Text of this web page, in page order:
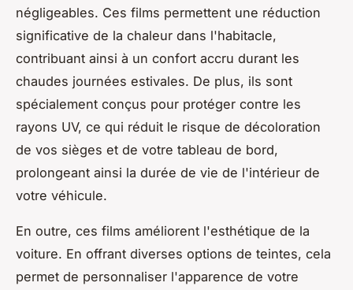
négligeables. Ces films permettent une réduction
significative de la chaleur dans l'habitacle,
contribuant ainsi à un confort accru durant les
chaudes journées estivales. De plus, ils sont
spécialement conçus pour protéger contre les
rayons UV, ce qui réduit le risque de décoloration
de vos sièges et de votre tableau de bord,
prolongeant ainsi la durée de vie de l'intérieur de
votre véhicule.
En outre, ces films améliorent l'esthétique de la
voiture. En offrant diverses options de teintes, cela
permet de personnaliser l'apparence de votre